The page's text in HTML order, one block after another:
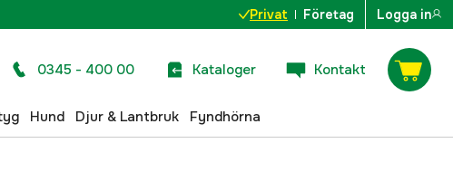
Privat Företag Logga in
0345 - 400 00 Kataloger Kontakt
Hund Djur & Lantbruk Fyndhörna